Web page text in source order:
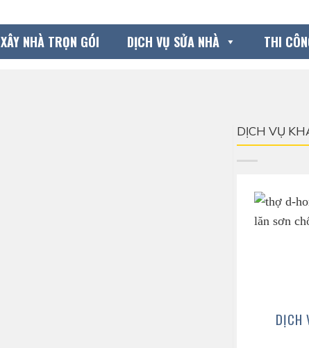
XÂY NHÀ TRỌN GÓI DỊCH VỤ SỬA NHÀ THI
DỊCH VỤ
DỊCH